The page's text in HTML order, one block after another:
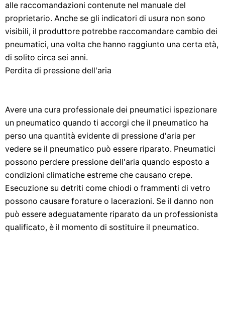
alle raccomandazioni contenute nel manuale del
proprietario. Anche se gli indicatori di usura non sono
visibili, il produttore potrebbe raccomandare cambio dei
pneumatici, una volta che hanno raggiunto una certa età,
di solito circa sei anni.
Perdita di pressione dell'aria
Avere una cura professionale dei pneumatici ispezionare
un pneumatico quando ti accorgi che il pneumatico ha
perso una quantità evidente di pressione d'aria per
vedere se il pneumatico può essere riparato. Pneumatici
possono perdere pressione dell'aria quando esposto a
condizioni climatiche estreme che causano crepe.
Esecuzione su detriti come chiodi o frammenti di vetro
possono causare forature o lacerazioni. Se il danno non
può essere adeguatamente riparato da un professionista
qualificato, è il momento di sostituire il pneumatico.